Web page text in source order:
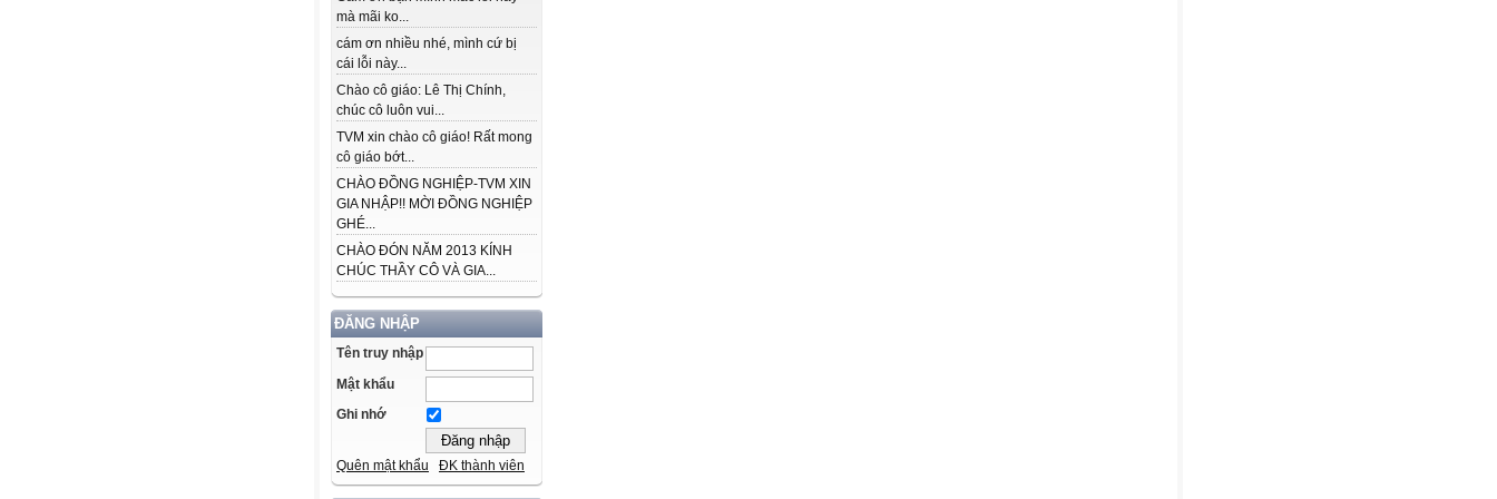
mà mãi ko...
cám ơn nhiều nhé, mình cứ bị
cái lỗi này...
Chào cô giáo: Lê Thị Chính,
chúc cô luôn vui...
TVM xin chào cô giáo! Rất mong
cô giáo bớt...
CHÀO ĐỒNG NGHIỆP-TVM XIN
GIA NHẬP!! MỜI ĐỒNG NGHIỆP
GHÉ...
CHÀO ĐÓN NĂM 2013 KÍNH
CHÚC THẦY CÔ VÀ GIA...
ĐĂNG NHẬP
Tên truy nhập
Mật khẩu
Ghi nhớ
Quên mật khẩu ĐK thành viên